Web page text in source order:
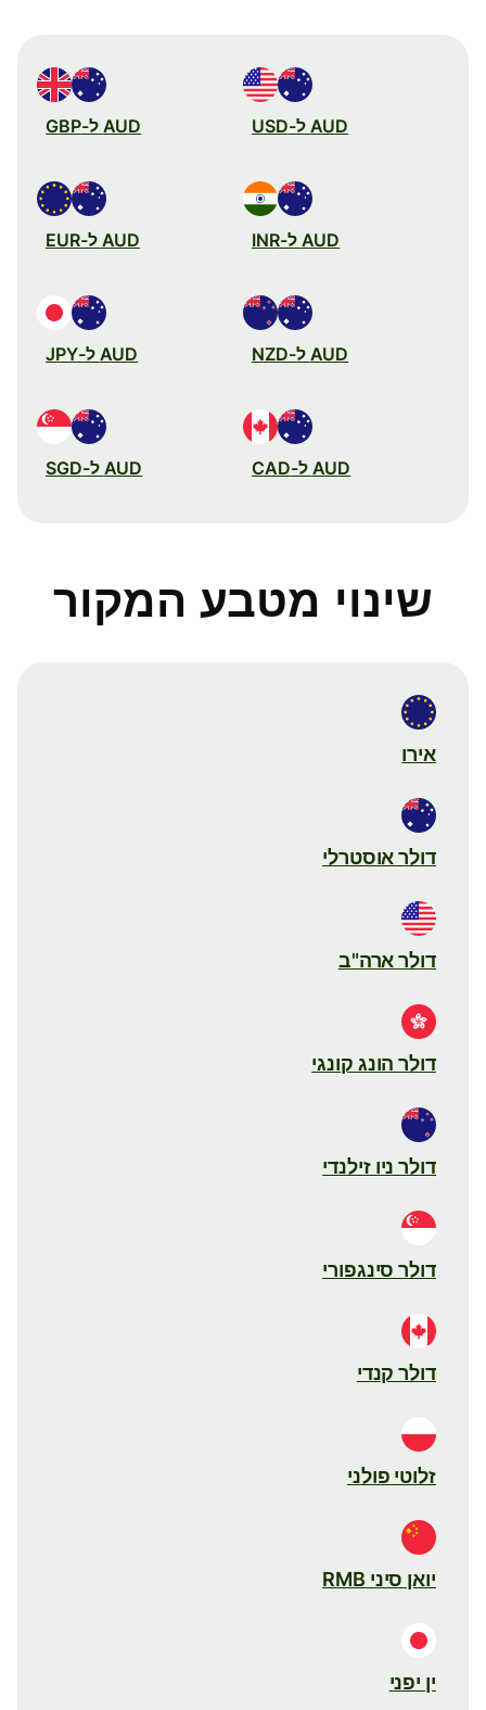
AUD ל-USD AUD ל-GBP
AUD ל-INR AUD ל-EUR
AUD ל-NZD AUD ל-JPY
AUD ל-CAD AUD ל-SGD
שינוי מטבע המקור
אירו
דולר אוסטרלי
דולר ארה"ב
דולר הונג קונגי
דולר ניו זילנדי
דולר סינגפורי
דולר קנדי
זלוטי פולני
יואן סיני RMB
ין יפני